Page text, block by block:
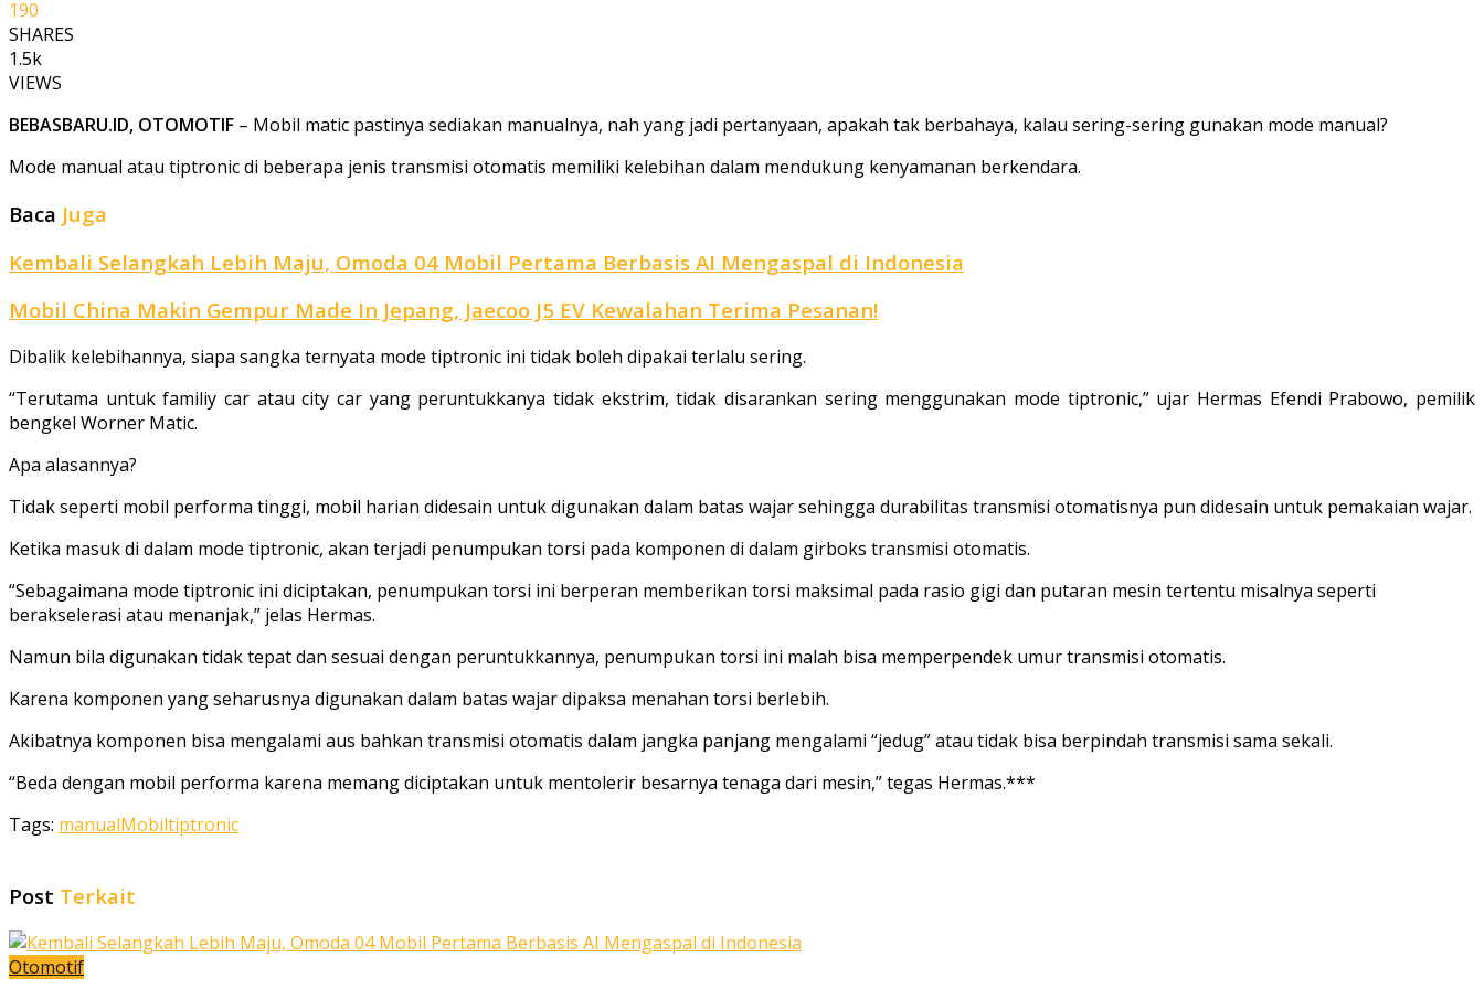
190
SHARES
1.5k
VIEWS
BEBASBARU.ID, OTOMOTIF – Mobil matic pastinya sediakan manualnya, nah yang jadi pertanyaan, apakah tak berbahaya, kalau sering-sering gunakan mode manual?
Mode manual atau tiptronic di beberapa jenis transmisi otomatis memiliki kelebihan dalam mendukung kenyamanan berkendara.
Baca Juga
Kembali Selangkah Lebih Maju, Omoda 04 Mobil Pertama Berbasis AI Mengaspal di Indonesia
Mobil China Makin Gempur Made In Jepang, Jaecoo J5 EV Kewalahan Terima Pesanan!
Dibalik kelebihannya, siapa sangka ternyata mode tiptronic ini tidak boleh dipakai terlalu sering.
“Terutama untuk familiy car atau city car yang peruntukkanya tidak ekstrim, tidak disarankan sering menggunakan mode tiptronic,” ujar Hermas Efendi Prabowo, pemilik
bengkel Worner Matic.
Apa alasannya?
Tidak seperti mobil performa tinggi, mobil harian didesain untuk digunakan dalam batas wajar sehingga durabilitas transmisi otomatisnya pun didesain untuk pemakaian wajar.
Ketika masuk di dalam mode tiptronic, akan terjadi penumpukan torsi pada komponen di dalam girboks transmisi otomatis.
“Sebagaimana mode tiptronic ini diciptakan, penumpukan torsi ini berperan memberikan torsi maksimal pada rasio gigi dan putaran mesin tertentu misalnya seperti
berakselerasi atau menanjak,” jelas Hermas.
Namun bila digunakan tidak tepat dan sesuai dengan peruntukkannya, penumpukan torsi ini malah bisa memperpendek umur transmisi otomatis.
Karena komponen yang seharusnya digunakan dalam batas wajar dipaksa menahan torsi berlebih.
Akibatnya komponen bisa mengalami aus bahkan transmisi otomatis dalam jangka panjang mengalami “jedug” atau tidak bisa berpindah transmisi sama sekali.
“Beda dengan mobil performa karena memang diciptakan untuk mentolerir besarnya tenaga dari mesin,” tegas Hermas.***
Tags: manualMobiltiptronic
Post Terkait
Otomotif